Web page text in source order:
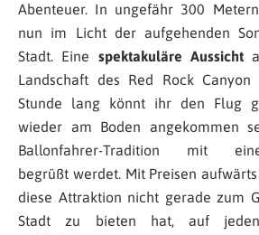
Abenteuer. In ungefähr 300
nun im Licht der aufgehenden
Stadt. Eine spektakuläre Aussicht
Landschaft des Red Rock
Stunde lang könnt ihr den Flug
wieder am Boden angekommen
Ballonfahrer-Tradition mit
begrüßt werdet. Mit Preisen
diese Attraktion nicht gerade zum
Stadt zu bieten hat, auf